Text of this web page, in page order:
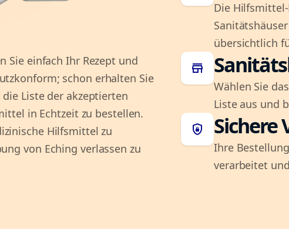
Sie einfach Ihr Rezept und
schon erhalten Sie
Liste der akzeptierten
in Echtzeit zu bestellen.
Hilfsmittel zu
von Eching verlassen zu
Die
übersichtlich
store
Wählen Sie
Liste aus und
shield_lock Sichere
Ihre
verarbeitet